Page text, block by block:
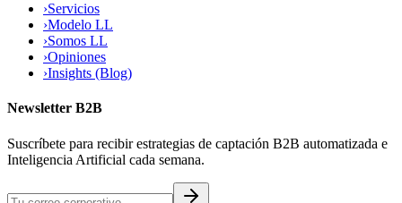
›Servicios
›Modelo LL
›Somos LL
›Opiniones
›Insights (Blog)
Newsletter B2B
Suscríbete para recibir estrategias de captación B2B automatizada e
Inteligencia Artificial cada semana.